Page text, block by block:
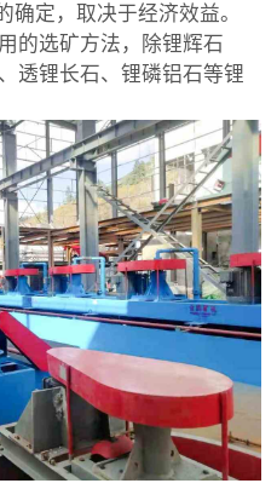
定，取决于经济效益。
的选矿方法，除锂辉石
透锂长石、锂磷铝石等锂